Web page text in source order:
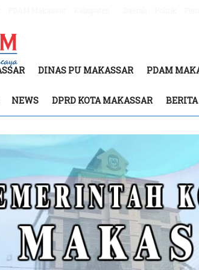
DINAS PU MAKASSAR PDAM
NEWS DPRD KOTA MAKASSAR